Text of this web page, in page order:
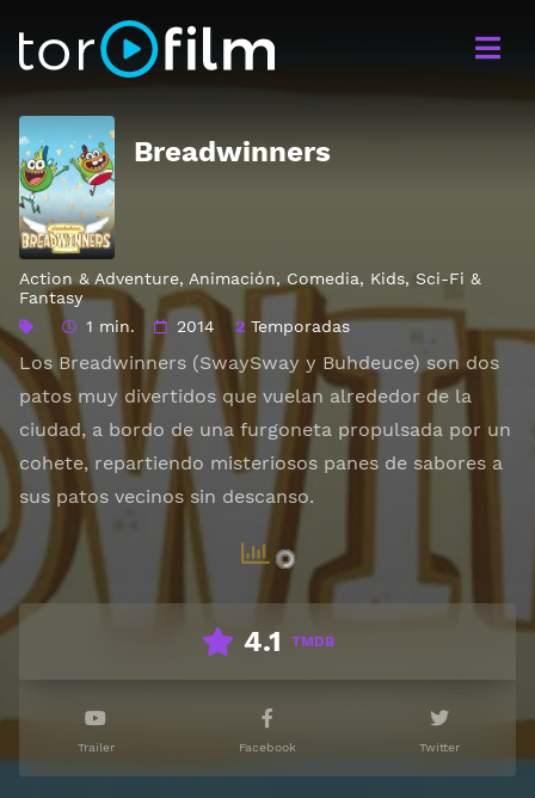
Breadwinners
Action & Adventure, Animación, Comedia, Kids, Sci-Fi &
Fantasy
1 min.
2014 2Temporadas
Los Breadwinners (SwaySway y Buhdeuce) son dos
patos muy divertidos que vuelan alrededor de la
ciudad, a bordo de una furgoneta propulsada por un
cohete, repartiendo misteriosos panes de sabores a
sus patos vecinos sin descanso.
4.1 TMDB
Trailer Facebook Twitter